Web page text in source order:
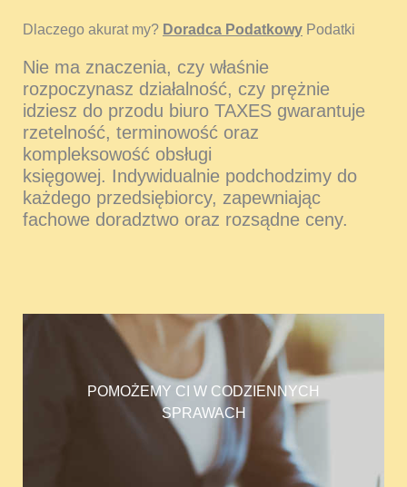
Dlaczego akurat my? Doradca Podatkowy Podatki
Nie ma znaczenia, czy właśnie
rozpoczynasz działalność, czy prężnie
idziesz do przodu biuro TAXES gwarantuje
rzetelność, terminowość oraz
kompleksowość obsługi
księgowej. Indywidualnie podchodzimy do
każdego przedsiębiorcy, zapewniając
fachowe doradztwo oraz rozsądne ceny.
POMOŻEMY CI W CODZIENNYCH
SPRAWACH